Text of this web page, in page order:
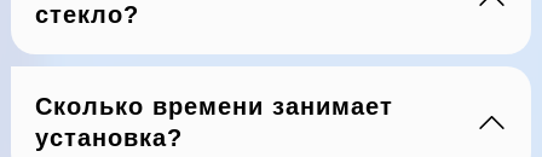
стекло?
Сколько времени занимает
установка?